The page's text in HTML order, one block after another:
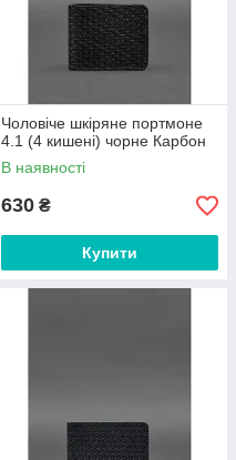
Чоловіче шкіряне портмоне
4.1 (4 кишені) чорне Карбон
В наявності
630 ₴
Купити